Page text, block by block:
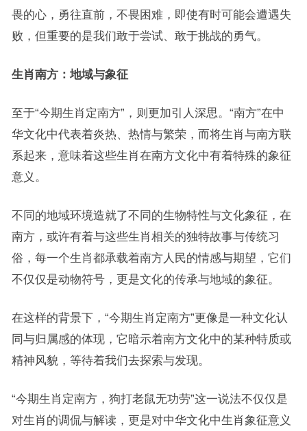
畏的心，勇往直前，不畏困难，即使有时可能会遭遇失
败，但重要的是我们敢于尝试、敢于挑战的勇气。
生肖南方：地域与象征
至于“今期生肖定南方”，则更加引人深思。“南方”在中
华文化中代表着炎热、热情与繁荣，而将生肖与南方联
系起来，意味着这些生肖在南方文化中有着特殊的象征
意义。
不同的地域环境造就了不同的生物特性与文化象征，在
南方，或许有着与这些生肖相关的独特故事与传统习
俗，每一个生肖都承载着南方人民的情感与期望，它们
不仅仅是动物符号，更是文化的传承与地域的象征。
在这样的背景下，“今期生肖定南方”更像是一种文化认
同与归属感的体现，它暗示着南方文化中的某种特质或
精神风貌，等待着我们去探索与发现。
“今期生肖定南方，狗打老鼠无功劳”这一说法不仅仅是
对生肖的调侃与解读，更是对中华文化中生肖象征意义